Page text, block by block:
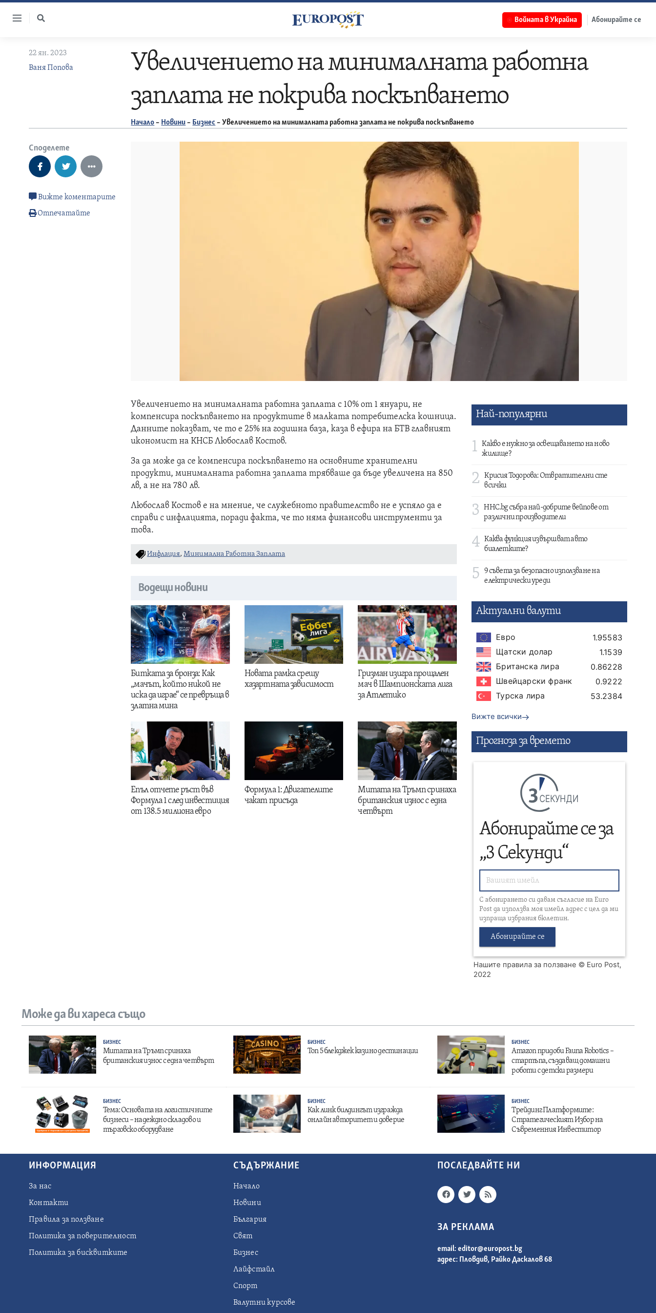
Skip
Войната в Украйна Абонирайте се
22 ян. 2023
Ваня Попова
Увеличението на минималната работна
заплата не покрива поскъпването
Начало – Новини – Бизнес –Увеличението на минималната работна заплата не покрива поскъпването
Споделете
Вижте коментарите
Отпечатайте
Увеличението на минималната работна заплата с 10% от 1 януари, не
компенсира поскъпването на продуктите в малката потребителска кошница.
Данните показват, че то е 25% на годишна база, каза в ефира на БТВ главният
икономист на КНСБ Любослав Костов.
За да може да се компенсира поскъпването на основните хранителни
продукти, минималната работна заплата трябваше да бъде увеличена на 850
лв, а не на 780 лв.
Любослав Костов е на мнение, че служебното правителство не е успяло да е
справи с инфлацията, поради факта, че то няма финансови инструменти за
това.
Инфлация,Минимална Работна Заплата
Водещи новини
Битката за бронза: Как
„мачът, който никой не
иска да играе“ се превръща в
златна мина
Новата рамка срещу
хазартната зависимост
Гризман изигра прощален
мач в Шампионската лига
за Атлетико
Епъл отчете ръст във
Формула 1 след инвестиция
от 138.5 милиона евро
Формула 1: Двигателите
чакат присъда
Митата на Тръмп сринаха
британския износ с една
четвърт
Най-популярни
1
Какво е нужно за освещаването на ново
жилище?
2
Крисия Тодорова: Отвратителни сте
всички
3
HHC.bg събра най-добрите вейпове от
различни производители
4 Каква функция извършват авто
биалетките?
5
9 съвета за безопасно използване на
електрически уреди
Актуални валути
Евро
1.95583
Щатски долар
1.1539
Британска лира
0.86228
Швейцарски франк
0.9222
Турска лира
53.2384
Вижте всички
Прогнозa за времето
СЕКУНДИ
Абонирайте се за
„3 Секунди“
С абонирането си давам съгласие на Euro
Post да използва моя имейл адрес с цел да ми
изпраща избрания бюлетин.
Абонирайте се
Нашите правила за ползване © Euro Post,
2022
Може да ви хареса също
БИЗНЕС
Митата на Тръмп сринаха
британския износ с една четвърт
БИЗНЕС
Топ 5 блекджек казино дестинации
БИЗНЕС
Amazon придоби Fauna Robotics –
стартъпа, създаващ домашни
роботи с детски размери
БИЗНЕС
Тема: Основата на логистичните
бизнеси – надеждно складово и
търговско оборудване
БИЗНЕС
Как линк билдингът изгражда
онлайн авторитет и доверие
БИЗНЕС
Трейдинг Платформите:
Стратегическият Избор на
Съвременния Инвеститор
ИНФОРМАЦИЯ
За нас
Контакти
Правила за ползване
Политика за поверителност
Политика за бисквитките
СЪДЪРЖАНИЕ
Начало
Новини
България
Свят
Бизнес
Лайфстайл
Спорт
Валутни курсове
ПОСЛЕДВАЙТЕ НИ
ЗА РЕКЛАМА
email:editor@europost.bg
адрес: Пловдив, Райко Даскалов 68